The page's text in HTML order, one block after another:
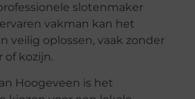
slotenmaker
vakman kan het
veilig oplossen, vaak zonder
of kozijn.
Hoogeveen is het